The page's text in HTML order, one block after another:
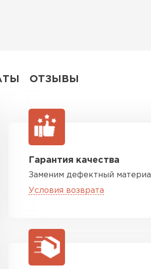
ОТЗЫВЫ
Гарантия качества
Заменим дефектный
Условия возврата